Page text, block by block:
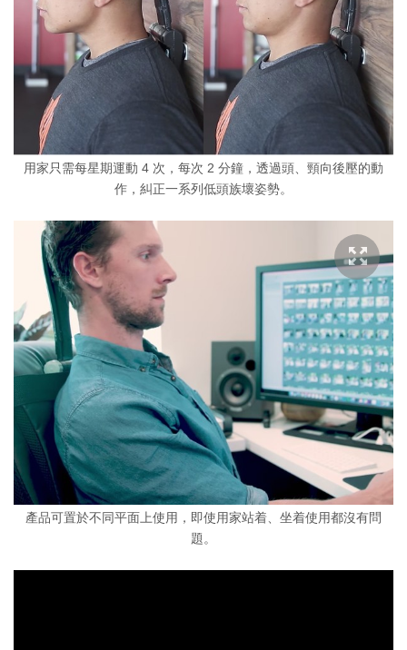
用家只需每星期運動 4 次，每次 2 分鐘，透過頭、頸向後壓的動
作，糾正一系列低頭族壞姿勢。
產品可置於不同平面上使用，即使用家站着、坐着使用都沒有問
題。